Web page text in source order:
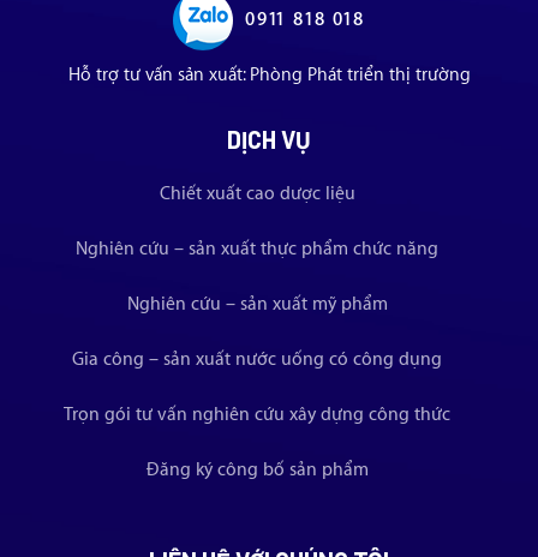
0911 818 018
Hỗ trợ tư vấn sản xuất: Phòng Phát triển thị trường
DỊCH VỤ
Chiết xuất cao dược liệu
Nghiên cứu – sản xuất thực phẩm chức năng
Nghiên cứu – sản xuất mỹ phẩm
Gia công – sản xuất nước uống có công dụng
Trọn gói tư vấn nghiên cứu xây dựng công thức
Đăng ký công bố sản phẩm